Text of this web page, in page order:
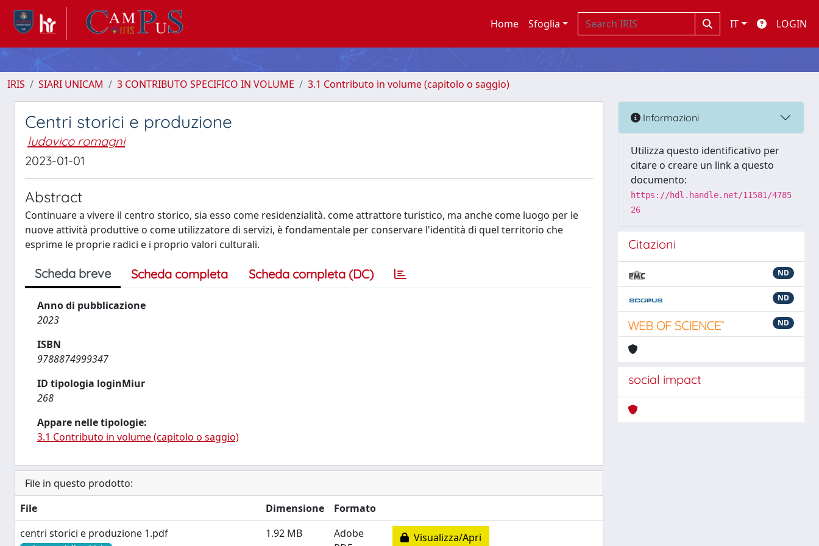
Home Sfoglia IT LOGIN
IRIS SIARI UNICAM 3 CONTRIBUTO SPECIFICO IN VOLUME 3.1 Contributo in volume (capitolo o saggio)
Centri storici e produzione
ludovico romagni
2023-01-01
Abstract
Continuare a vivere il centro storico, sia esso come residenzialità. come attrattore turistico, ma anche come luogo per le
nuove attività produttive o come utilizzatore di servizi, è fondamentale per conservare l'identità di quel territorio che
esprime le proprie radici e i proprio valori culturali.
Scheda breve Scheda completa Scheda completa (DC)
Anno di pubblicazione
2023
ISBN
9788874999347
ID tipologia loginMiur
268
Appare nelle tipologie:
3.1 Contributo in volume (capitolo o saggio)
File in questo prodotto:
File
Dimensione
Formato
centri storici e produzione 1.pdf
1.92 MB
Adobe
Visualizza/Apri
Informazioni
Utilizza questo identificativo per
citare o creare un link a questo
documento:
https://hdl.handle.net/11581/4785
26
Citazioni
ND
ND
ND
social impact